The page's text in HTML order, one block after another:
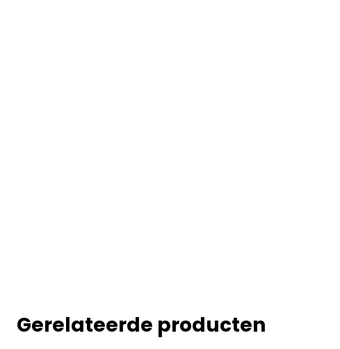
Gerelateerde producten